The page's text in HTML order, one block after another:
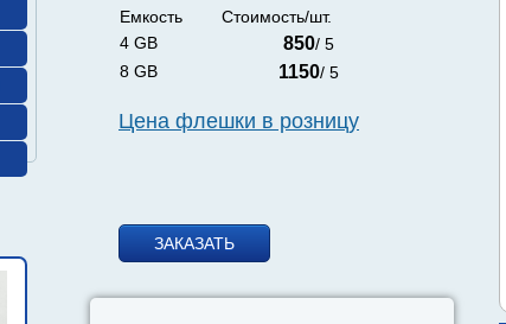
Емкость
Стоимость/шт.
4 GB
850/ 5
8 GB
1150/ 5
Цена флешки в розницу
ЗАКАЗАТЬ